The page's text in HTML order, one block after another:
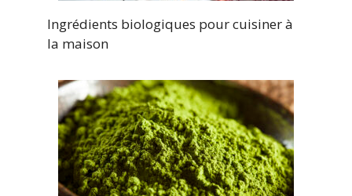
Ingrédients biologiques pour cuisiner à
la maison